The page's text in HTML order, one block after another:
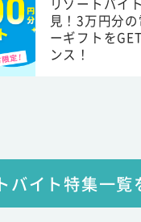
見！3万円分
ーギフトを
ンス！
バイト特集一覧